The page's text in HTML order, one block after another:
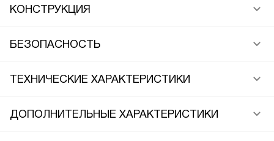
КОНСТРУКЦИЯ
БЕЗОПАСНОСТЬ
ТЕХНИЧЕСКИЕ ХАРАКТЕРИСТИКИ
ДОПОЛНИТЕЛЬНЫЕ ХАРАКТЕРИСТИКИ